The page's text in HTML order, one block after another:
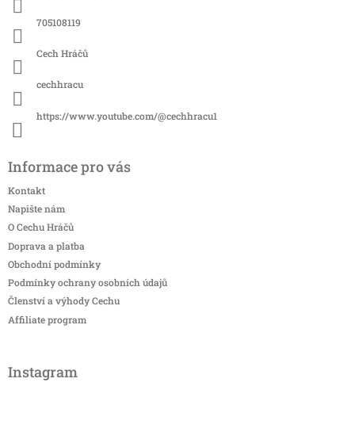
705108119
Cech Hráčů
cechhracu
https://www.youtube.com/@cechhracu1
Informace pro vás
Kontakt
Napište nám
O Cechu Hráčů
Doprava a platba
Obchodní podmínky
Podmínky ochrany osobních údajů
Členství a výhody Cechu
Affiliate program
Instagram